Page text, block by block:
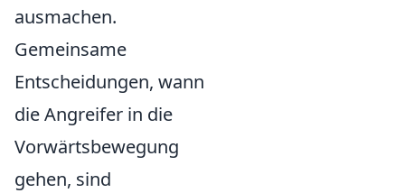
ausmachen.
Gemeinsame
Entscheidungen, wann
die Angreifer in die
Vorwärtsbewegung
gehen, sind